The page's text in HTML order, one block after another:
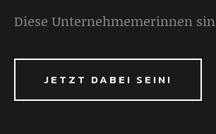
Diese Unternehmemerinnen
JETZT DABEI SEIN!